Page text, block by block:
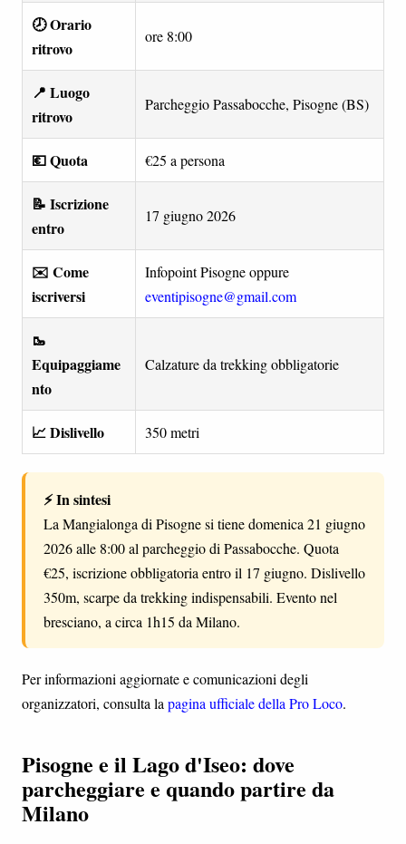
🕗 Orario
ritrovo
ore 8:00
📍 Luogo
ritrovo
Parcheggio Passabocche, Pisogne (BS)
💶 Quota €25 a persona
📝 Iscrizione
entro
17 giugno 2026
✉️ Come
iscriversi
Infopoint Pisogne oppure
eventipisogne@gmail.com
🥾
Equipaggiame
nto
Calzature da trekking obbligatorie
📈 Dislivello 350 metri
⚡ In sintesi
La Mangialonga di Pisogne si tiene domenica 21 giugno
2026 alle 8:00 al parcheggio di Passabocche. Quota
€25, iscrizione obbligatoria entro il 17 giugno. Dislivello
350m, scarpe da trekking indispensabili. Evento nel
bresciano, a circa 1h15 da Milano.
Per informazioni aggiornate e comunicazioni degli
organizzatori, consulta lapagina ufficiale della Pro Loco.
Pisogne e il Lago d'Iseo: dove
parcheggiare e quando partire da
Milano